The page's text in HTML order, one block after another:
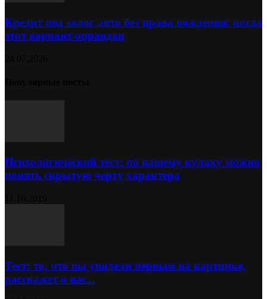
Кредит под залог авто без права вождения: когда
этот вариант оправдан
Психологический тест: по вашему кулаку можно
понять скрытую черту характера
Тест: то, что вы увидели первым на картинке,
расскажет о вас...